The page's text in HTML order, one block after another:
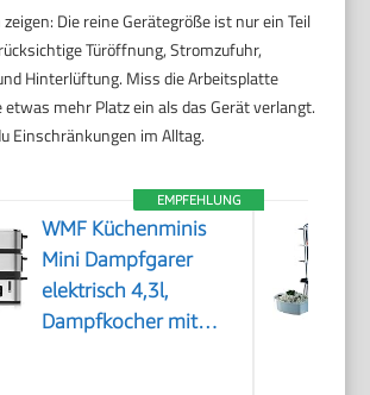
Die reine Gerätegröße ist nur ein Teil
Türöffnung, Stromzufuhr,
Hinterlüftung. Miss die Arbeitsplatte
etwas mehr Platz ein als das Gerät verlangt.
Einschränkungen im Alltag.
EMPFEHLUNG
WMF Küchenminis
Mini Dampfgarer
elektrisch 4,3l,
Dampfkocher mit